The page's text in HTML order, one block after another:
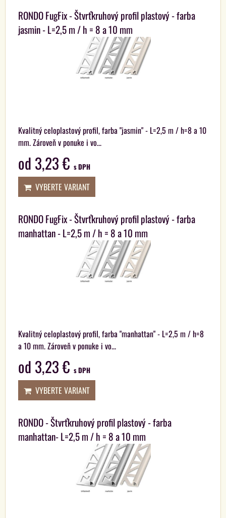
RONDO FugFix - Štvrťkruhový profil plastový - farba
jasmin - L=2,5 m / h = 8 a 10 mm
Kvalitný celoplastový profil, farba "jasmin" - L=2,5 m / h=8 a 10
mm. Zároveň v ponuke i vo...
od 3,23 € s DPH
VYBERTE VARIANT
RONDO FugFix - Štvrťkruhový profil plastový - farba
manhattan - L=2,5 m / h = 8 a 10 mm
Kvalitný celoplastový profil, farba "manhattan" - L=2,5 m / h=8
a 10 mm. Zároveň v ponuke i vo...
od 3,23 € s DPH
VYBERTE VARIANT
RONDO - Štvrťkruhový profil plastový - farba
manhattan- L=2,5 m / h = 8 a 10 mm